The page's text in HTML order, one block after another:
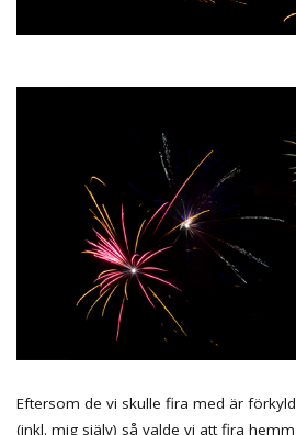
Eftersom de vi skulle fira med är
(inkl. mig själv) så valde vi att fira